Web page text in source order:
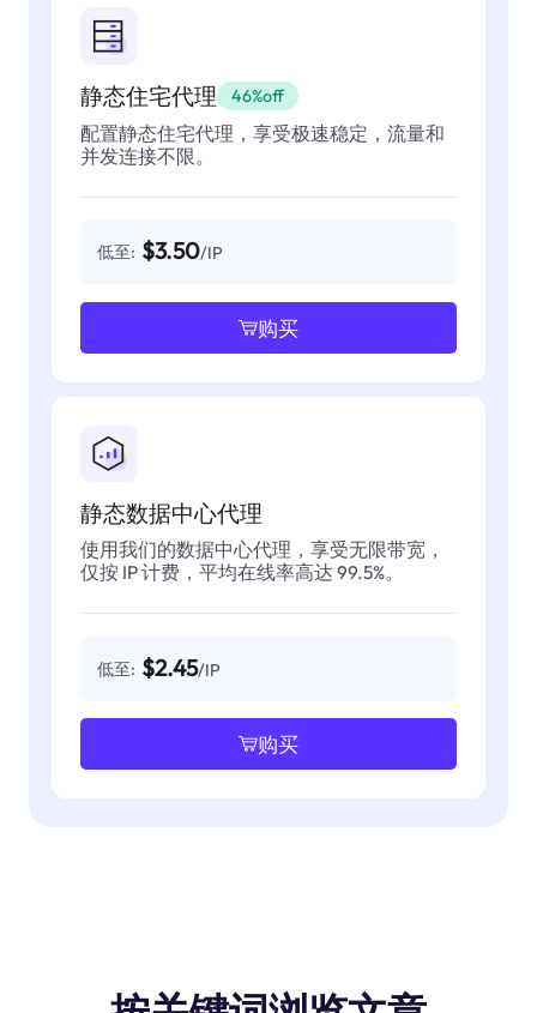
静态住宅代理 46%off
配置静态住宅代理，享受极速稳定，流量和
并发连接不限。
低至: $3.50/IP
购买
静态数据中心代理
使用我们的数据中心代理，享受无限带宽，
仅按 IP 计费，平均在线率高达 99.5%。
低至: $2.45/IP
购买